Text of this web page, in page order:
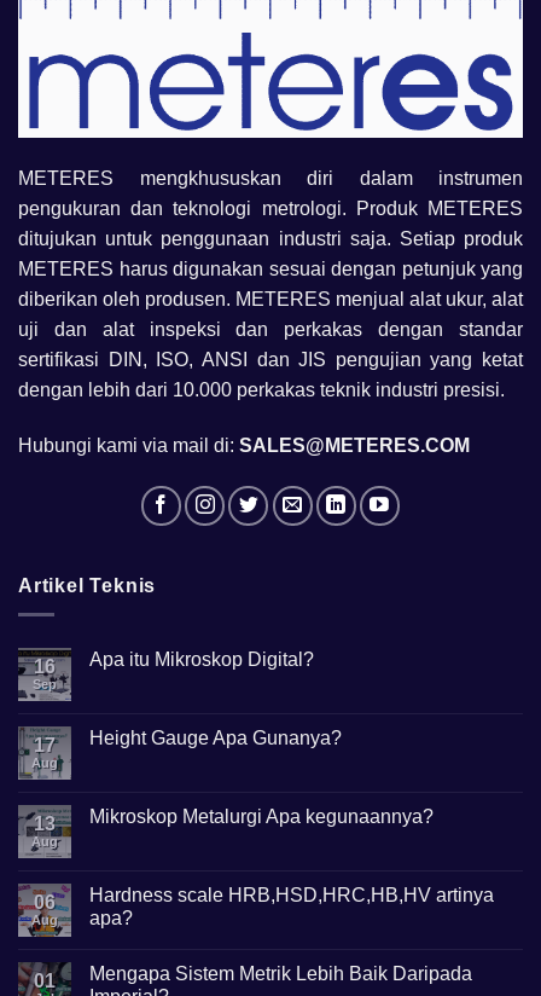
METERES mengkhususkan diri dalam instrumen
pengukuran dan teknologi metrologi. Produk METERES
ditujukan untuk penggunaan industri saja. Setiap produk
METERES harus digunakan sesuai dengan petunjuk yang
diberikan oleh produsen. METERES menjual alat ukur, alat
uji dan alat inspeksi dan perkakas dengan standar
sertifikasi DIN, ISO, ANSI dan JIS pengujian yang ketat
dengan lebih dari 10.000 perkakas teknik industri presisi.
Hubungi kami via mail di: SALES@METERES.COM
Artikel Teknis
16
Sep
Apa itu Mikroskop Digital?
Apa
itu
17
Aug
Height Gauge Apa Gunanya?
Height
Gauge
13
Aug
Mikroskop Metalurgi Apa kegunaannya?
Mikroskop
Metalurgi
Apa
06
Aug
Hardness scale HRB,HSD,HRC,HB,HV artinya
apa?
on
Hardness
01
Mengapa Sistem Metrik Lebih Baik Daripada